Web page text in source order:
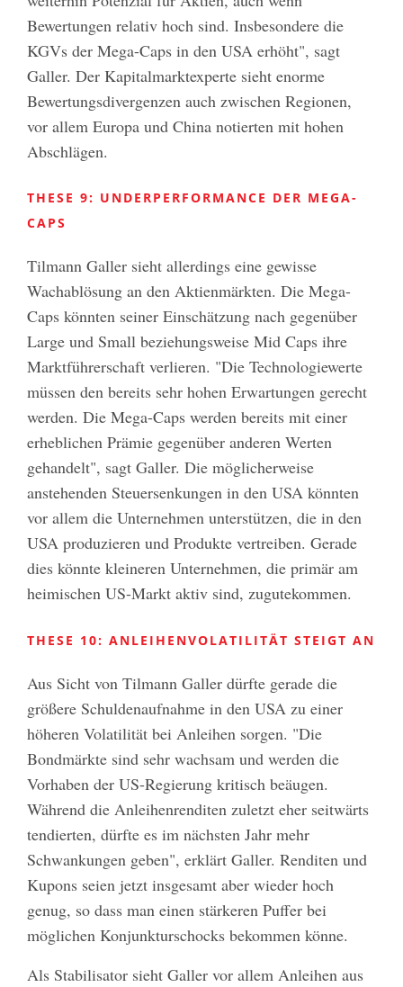
Bewertungen relativ hoch sind. Insbesondere die
KGVs der Mega-Caps in den USA erhöht", sagt
Galler. Der Kapitalmarktexperte sieht enorme
Bewertungsdivergenzen auch zwischen Regionen,
vor allem Europa und China notierten mit hohen
Abschlägen.
THESE 9: UNDERPERFORMANCE DER MEGA-
CAPS
Tilmann Galler sieht allerdings eine gewisse
Wachablösung an den Aktienmärkten. Die Mega-
Caps könnten seiner Einschätzung nach gegenüber
Large und Small beziehungsweise Mid Caps ihre
Marktführerschaft verlieren. "Die Technologiewerte
müssen den bereits sehr hohen Erwartungen gerecht
werden. Die Mega-Caps werden bereits mit einer
erheblichen Prämie gegenüber anderen Werten
gehandelt", sagt Galler. Die möglicherweise
anstehenden Steuersenkungen in den USA könnten
vor allem die Unternehmen unterstützen, die in den
USA produzieren und Produkte vertreiben. Gerade
dies könnte kleineren Unternehmen, die primär am
heimischen US-Markt aktiv sind, zugutekommen.
THESE 10: ANLEIHENVOLATILITÄT STEIGT AN
Aus Sicht von Tilmann Galler dürfte gerade die
größere Schuldenaufnahme in den USA zu einer
höheren Volatilität bei Anleihen sorgen. "Die
Bondmärkte sind sehr wachsam und werden die
Vorhaben der US-Regierung kritisch beäugen.
Während die Anleihenrenditen zuletzt eher seitwärts
tendierten, dürfte es im nächsten Jahr mehr
Schwankungen geben", erklärt Galler. Renditen und
Kupons seien jetzt insgesamt aber wieder hoch
genug, so dass man einen stärkeren Puffer bei
möglichen Konjunkturschocks bekommen könne.
Als Stabilisator sieht Galler vor allem Anleihen aus